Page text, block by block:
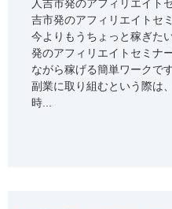
人吉市発のアフィリエイト
吉市発のアフィリエイトセ
今よりもうちょっと稼ぎた
発のアフィリエイトセミナ
ながら稼げる簡単ワークで
副業に取り組むという際は
時...